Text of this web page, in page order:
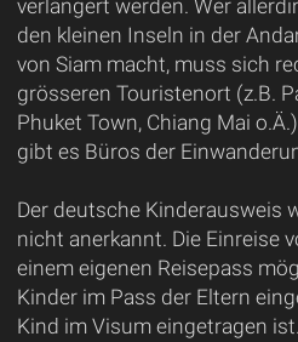
verlängert werden. Wer
den kleinen Inseln in der
von Siam macht, muss sich
grösseren Touristenort (z.B.
Phuket Town, Chiang Mai
gibt es Büros der
Der deutsche Kinderausweis
nicht anerkannt. Die Einreise
einem eigenen Reisepass
Kinder im Pass der Eltern
Kind im Visum eingetragen